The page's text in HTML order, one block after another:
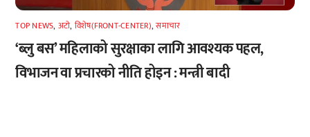
TOP NEWS, अटाे, विशेष(FRONT-CENTER),समाचार
‘ब्लु बस’ महिलाको सुरक्षाका लागि आवश्यक पहल,
विभाजन वा प्रचारको नीति होइन : मन्त्री बादी